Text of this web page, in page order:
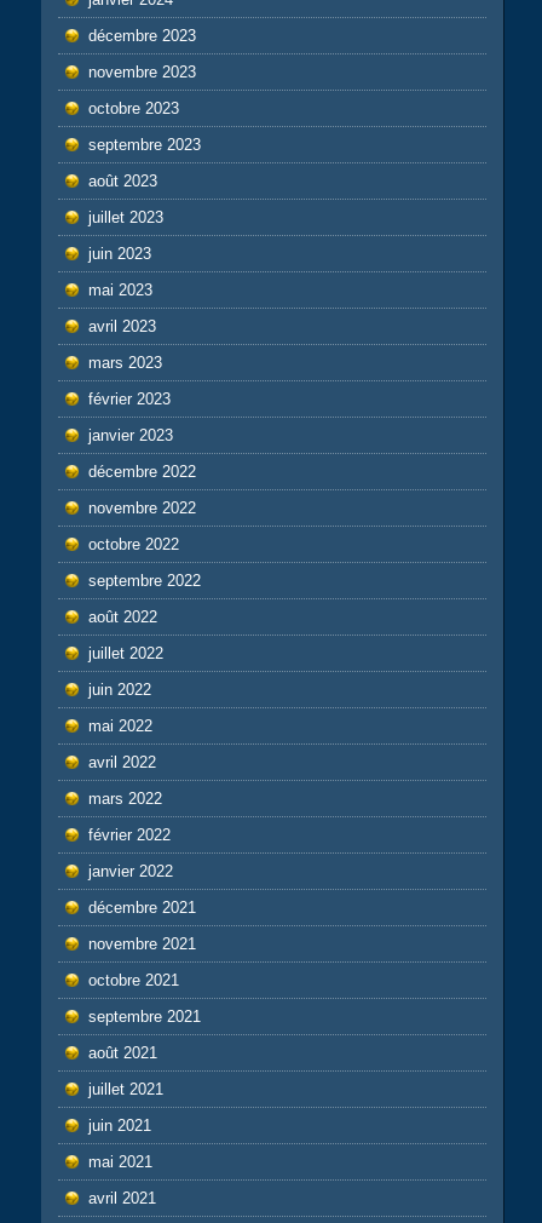
décembre 2023
novembre 2023
octobre 2023
septembre 2023
août 2023
juillet 2023
juin 2023
mai 2023
avril 2023
mars 2023
février 2023
janvier 2023
décembre 2022
novembre 2022
octobre 2022
septembre 2022
août 2022
juillet 2022
juin 2022
mai 2022
avril 2022
mars 2022
février 2022
janvier 2022
décembre 2021
novembre 2021
octobre 2021
septembre 2021
août 2021
juillet 2021
juin 2021
mai 2021
avril 2021